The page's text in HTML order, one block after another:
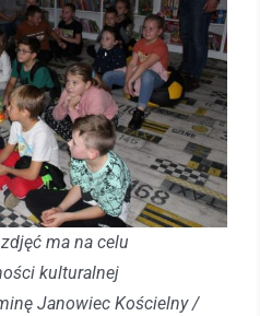
ma na celu
kulturalnej
Janowiec Kościelny /